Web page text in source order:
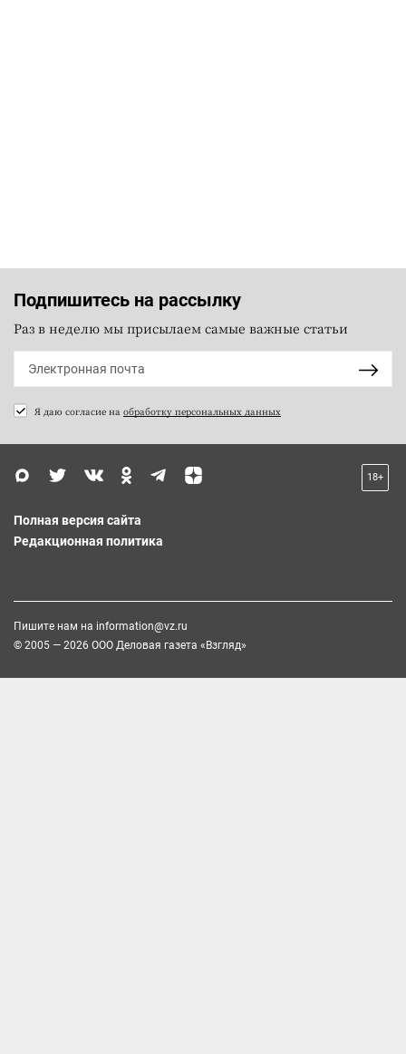
Подпишитесь на рассылку
Раз в неделю мы присылаем самые важные статьи
Я даю согласие на обработку персональных данных
18+
Полная версия сайта
Редакционная политика
Пишите нам на information@vz.ru
© 2005 — 2026 ООО Деловая газета «Взгляд»